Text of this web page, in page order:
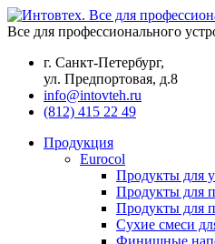
Все для профессионального
г. Санкт-Петербург,
ул. Предпортовая, д.8
info@intovteh.ru
(812) 415 22 49
Продукция
Eurocol
Продукты для
Продукты для
Продукты для
Сухие смеси
Финишные